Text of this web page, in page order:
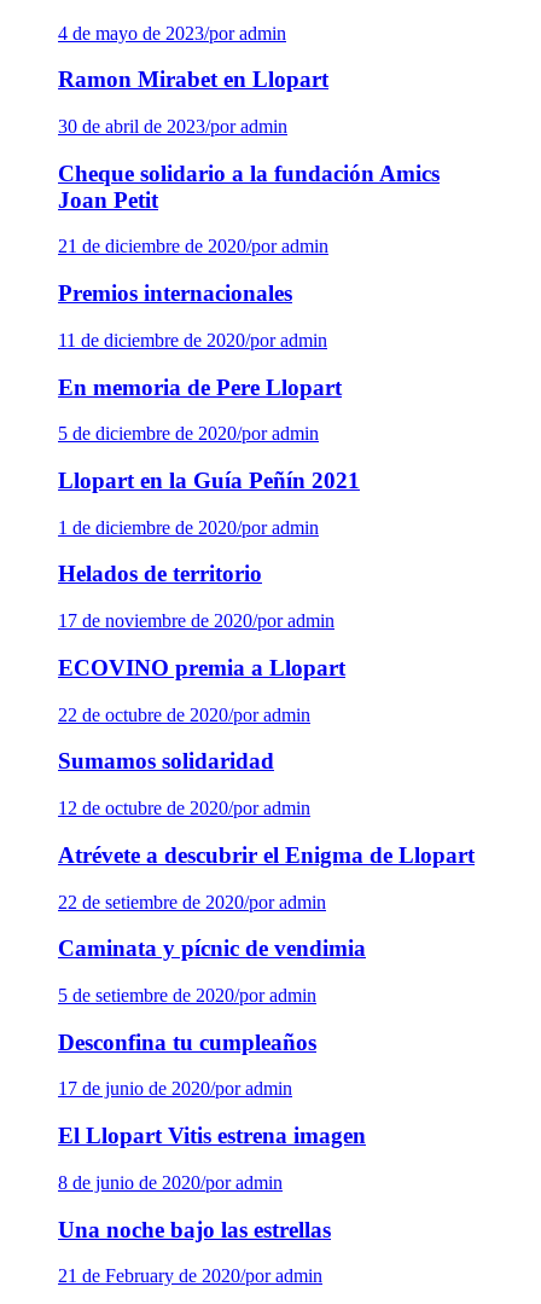
4 de mayo de 2023/por admin
Ramon Mirabet en Llopart
30 de abril de 2023/por admin
Cheque solidario a la fundación Amics
Joan Petit
21 de diciembre de 2020/por admin
Premios internacionales
11 de diciembre de 2020/por admin
En memoria de Pere Llopart
5 de diciembre de 2020/por admin
Llopart en la Guía Peñín 2021
1 de diciembre de 2020/por admin
Helados de territorio
17 de noviembre de 2020/por admin
ECOVINO premia a Llopart
22 de octubre de 2020/por admin
Sumamos solidaridad
12 de octubre de 2020/por admin
Atrévete a descubrir el Enigma de Llopart
22 de setiembre de 2020/por admin
Caminata y pícnic de vendimia
5 de setiembre de 2020/por admin
Desconfina tu cumpleaños
17 de junio de 2020/por admin
El Llopart Vitis estrena imagen
8 de junio de 2020/por admin
Una noche bajo las estrellas
21 de February de 2020/por admin